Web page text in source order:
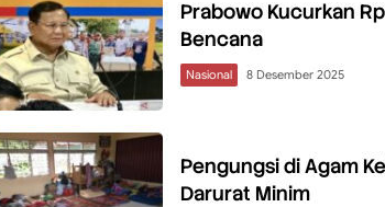
Prabowo Kucurkan
Bencana
Nasional 8 Desember 2025
Pengungsi di Agam
Darurat Minim